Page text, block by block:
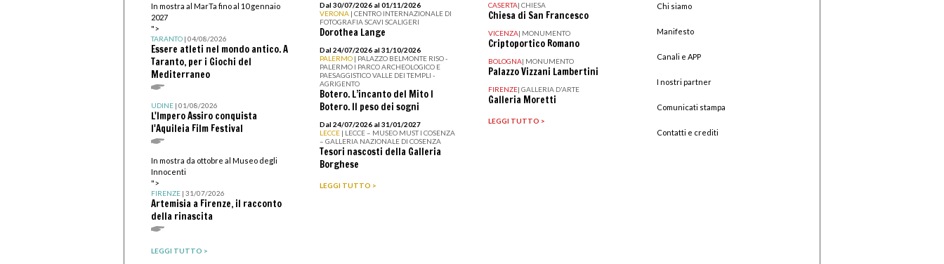
In mostra al MarTa fino al 10 gennaio
2027
">
TARANTO| 04/08/2026
Essere atleti nel mondo antico. A
Taranto, per i Giochi del
Mediterraneo
UDINE| 01/08/2026
L'Impero Assiro conquista
l'Aquileia Film Festival
In mostra da ottobre al Museo degli
Innocenti
">
FIRENZE| 31/07/2026
Artemisia a Firenze, il racconto
della rinascita
LEGGI TUTTO >
Dal 30/07/2026 al 01/11/2026
VERONA | CENTRO INTERNAZIONALE DI
FOTOGRAFIA SCAVI SCALIGERI
Dorothea Lange
Dal 24/07/2026 al 31/10/2026
PALERMO | PALAZZO BELMONTE RISO -
PALERMO I PARCO ARCHEOLOGICO E
PAESAGGISTICO VALLE DEI TEMPLI -
AGRIGENTO
Botero. L’incanto del Mito I
Botero. Il peso dei sogni
Dal 24/07/2026 al 31/01/2027
LECCE | LECCE – MUSEO MUST I COSENZA
– GALLERIA NAZIONALE DI COSENZA
Tesori nascosti della Galleria
Borghese
LEGGI TUTTO >
CASERTA| CHIESA
Chiesa di San Francesco
VICENZA| MONUMENTO
Criptoportico Romano
BOLOGNA| MONUMENTO
Palazzo Vizzani Lambertini
FIRENZE| GALLERIA D'ARTE
Galleria Moretti
LEGGI TUTTO >
Chi siamo
Manifesto
Canali e APP
I nostri partner
Comunicati stampa
Contatti e crediti